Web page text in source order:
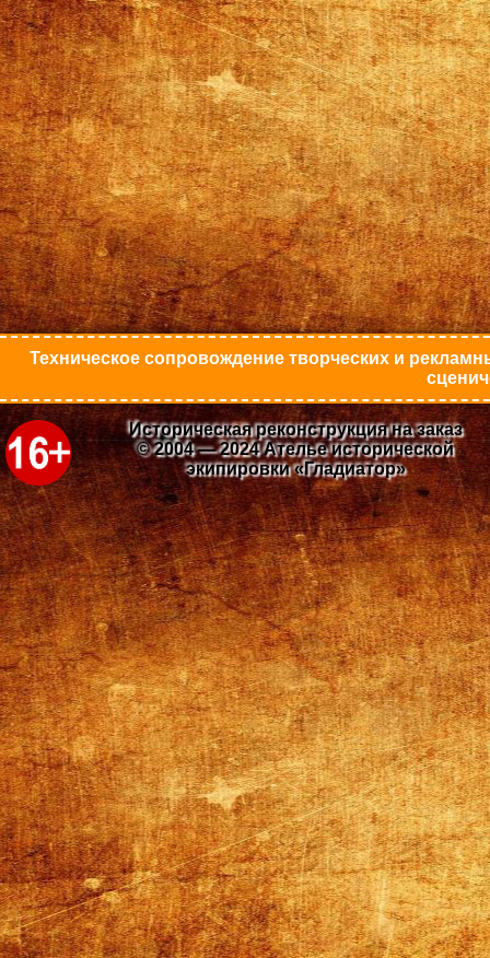
Техническое сопровождение творческих и
Историческая реконструкция на заказ
© 2004 — 2024 Ателье исторической
экипировки «Гладиатор»